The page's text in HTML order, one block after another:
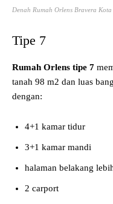
Denah Rumah Orlens Bravera Kota
Tipe 7
Rumah Orlens tipe 7
tanah 98 m2 dan luas
dengan:
4+1 kamar tidur
3+1 kamar mandi
halaman belakang
2 carport